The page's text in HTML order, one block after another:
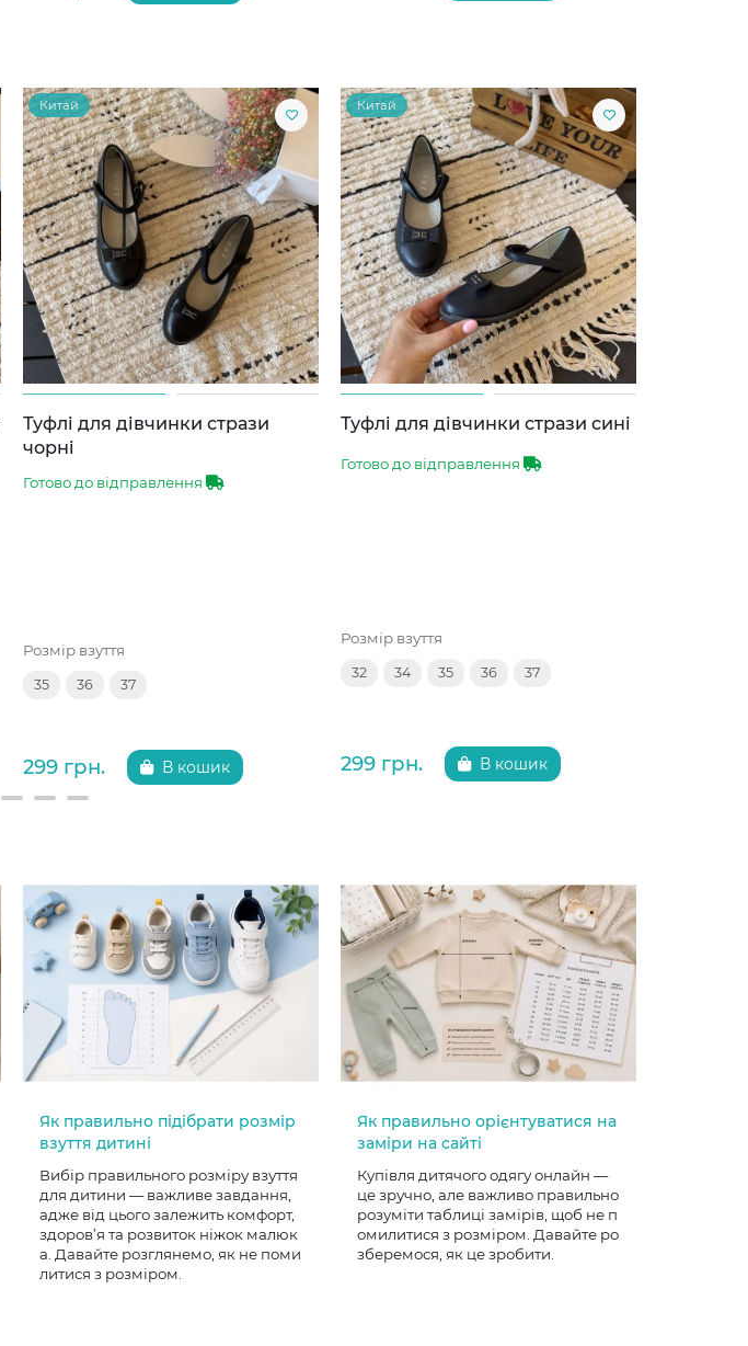
Китай
Туфлі для дівчинки стрази
чорні
Готово до відправлення
Розмір взуття
35 36 37
299 грн. В кошик
Китай
Туфлі для дівчинки стрази сині
Готово до відправлення
Розмір взуття
32 34 35 36 37
299 грн. В кошик
Як правильно підібрати розмір
взуття дитині
Вибір правильного розміру взуття
для дитини — важливе завдання,
адже від цього залежить комфорт,
здоров’я та розвиток ніжок малюк
а. Давайте розглянемо, як не поми
литися з розміром.
Як правильно орієнтуватися на
заміри на сайті
Купівля дитячого одягу онлайн —
це зручно, але важливо правильно
розуміти таблиці замірів, щоб не п
омилитися з розміром. Давайте ро
зберемося, як це зробити.